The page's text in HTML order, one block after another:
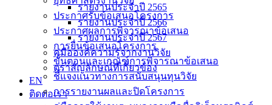
ประกาศรับข้อเสนอโครงการ
ประกาศผลการพิจารณาข้อเสนอ
การยื่นข้อเสนอโครงการ
ขั้นตอนและเกณฑ์การพิจารณาข้อเสนอ
ชี้แจงแนวทางการสนับสนุนทุนวิจัย
การรายงานผลและปิดโครงการ
รายงานประจำปี 2565
รายงานประจำปี 2566
รายงานประจำปี 2567
คู่มือองค์ความรู้จากงานวิจัย
ตราสัญลักษณ์ที่เกี่ยวข้อง
EN
ติดต่อเรา